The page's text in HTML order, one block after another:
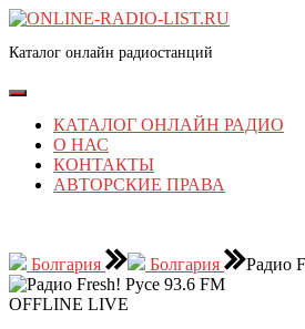
Перейти
содержимому
к
содержимому
Каталог онлайн радиостанций
Кнопка
ОткрытьКАТАЛОГ ОНЛАЙН РАДИО
О НАС
КОНТАКТЫ
АВТОРСКИЕ ПРАВА
Болгария
Болгария Радио
OFFLINE LIVE